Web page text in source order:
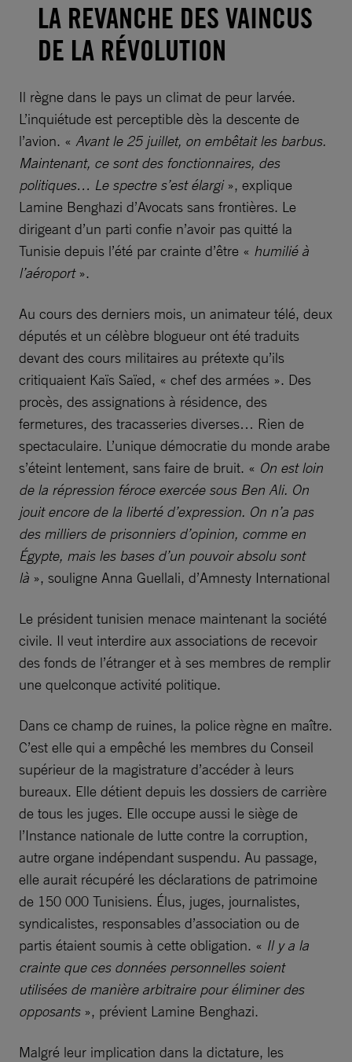
LA REVANCHE DES VAINCUS
DE LA RÉVOLUTION
Il règne dans le pays un climat de peur larvée.
L’inquiétude est perceptible dès la descente de
l’avion. « Avant le 25 juillet, on embêtait les barbus.
Maintenant, ce sont des fonctionnaires, des
politiques… Le spectre s’est élargi», explique
Lamine Benghazi d’Avocats sans frontières. Le
dirigeant d’un parti confie n’avoir pas quitté la
Tunisie depuis l’été par crainte d’être « humilié à
l’aéroport».
Au cours des derniers mois, un animateur télé, deux
députés et un célèbre blogueur ont été traduits
devant des cours militaires au prétexte qu’ils
critiquaient Kaïs Saïed, « chef des armées ». Des
procès, des assignations à résidence, des
fermetures, des tracasseries diverses… Rien de
spectaculaire. L’unique démocratie du monde arabe
s’éteint lentement, sans faire de bruit. « On est loin
de la répression féroce exercée sous Ben Ali. On
jouit encore de la liberté d’expression. On n’a pas
des milliers de prisonniers d’opinion, comme en
Égypte, mais les bases d’un pouvoir absolu sont
là », souligne Anna Guellali, d’Amnesty International
Le président tunisien menace maintenant la société
civile. Il veut interdire aux associations de recevoir
des fonds de l’étranger et à ses membres de remplir
une quelconque activité politique.
Dans ce champ de ruines, la police règne en maître.
C’est elle qui a empêché les membres du Conseil
supérieur de la magistrature d’accéder à leurs
bureaux. Elle détient depuis les dossiers de carrière
de tous les juges. Elle occupe aussi le siège de
l’Instance nationale de lutte contre la corruption,
autre organe indépendant suspendu. Au passage,
elle aurait récupéré les déclarations de patrimoine
de 150 000 Tunisiens. Élus, juges, journalistes,
syndicalistes, responsables d’association ou de
partis étaient soumis à cette obligation. « Il y a la
crainte que ces données personnelles soient
utilisées de manière arbitraire pour éliminer des
opposants», prévient Lamine Benghazi.
Malgré leur implication dans la dictature, les